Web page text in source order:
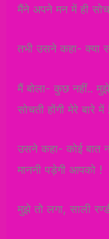
मैंने अपने मन में ही
तभी उसने कहा- क्या
मैं बोला- कुछ नहीं..
सोचती होंगी मेरे बारे में !
उसने कहा- कोई बात
माननी पड़ेगी आपको !
मुझे तो लगा, साली